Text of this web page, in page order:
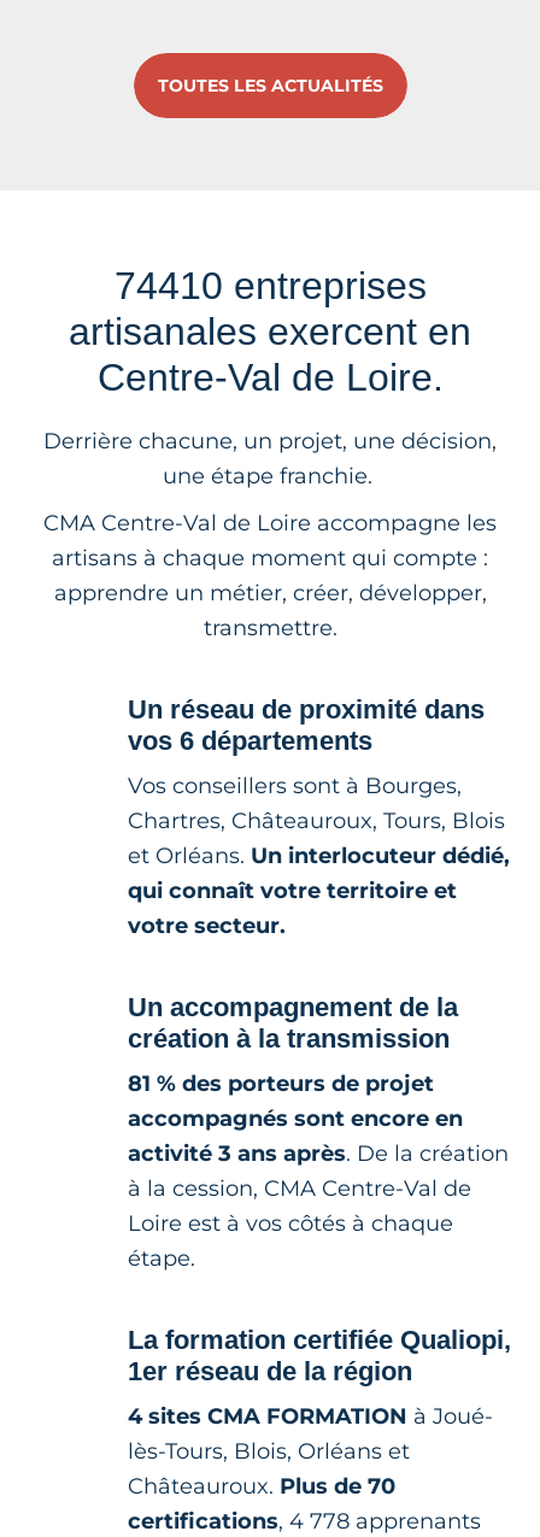
TOUTES LES ACTUALITÉS
74410 entreprises
artisanales exercent en
Centre-Val de Loire.
Derrière chacune, un projet, une décision,
une étape franchie.
CMA Centre-Val de Loire accompagne les
artisans à chaque moment qui compte :
apprendre un métier, créer, développer,
transmettre.
Un réseau de proximité dans
vos 6 départements
Vos conseillers sont à Bourges,
Chartres, Châteauroux, Tours, Blois
et Orléans. Un interlocuteur dédié,
qui connaît votre territoire et
votre secteur.
Un accompagnement de la
création à la transmission
81 % des porteurs de projet
accompagnés sont encore en
activité 3 ans après. De la création
à la cession, CMA Centre-Val de
Loire est à vos côtés à chaque
étape.
La formation certifiée Qualiopi,
1er réseau de la région
4 sites CMA FORMATION à Joué-
lès-Tours, Blois, Orléans et
Châteauroux. Plus de 70
certifications, 4 778 apprenants